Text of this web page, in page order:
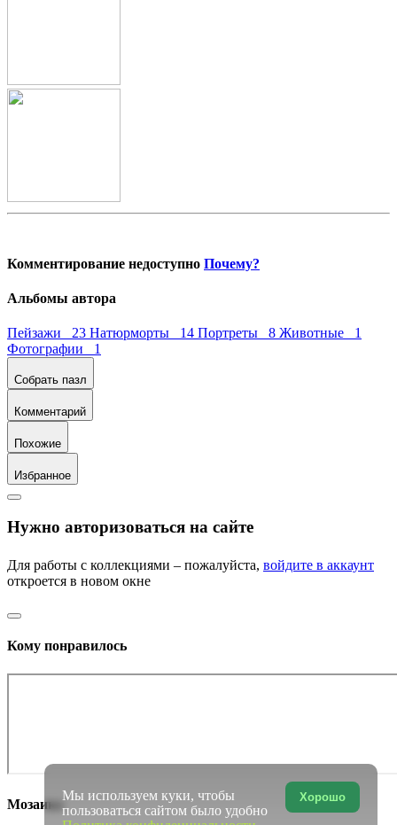
Комментирование недоступно Почему?
Альбомы автора
Пейзажи 23 Натюрморты 14 Портреты 8 Животные 1
Фотографии 1
Собрать пазл
Комментарий
Похожие
Избранное
Нужно авторизоваться на сайте
Для работы с коллекциями – пожалуйста, войдите в аккаунт
откроется в новом окне
Кому понравилось
Мозаика Хорошо
Мы используем куки, чтобы
пользоваться сайтом было удобно